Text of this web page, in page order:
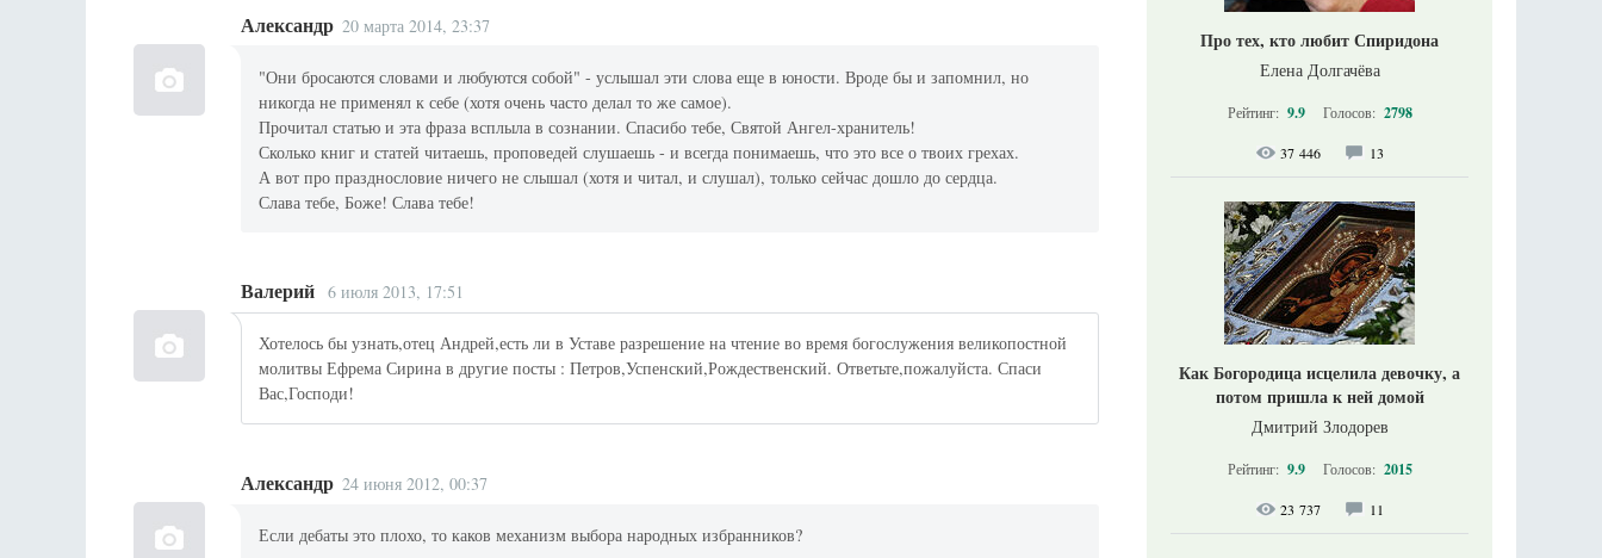
Александр 20 марта 2014, 23:37
"Они бросаются словами и любуются собой" - услышал эти слова еще в юности. Вроде бы и запомнил, но
никогда не применял к себе (хотя очень часто делал то же самое).
Прочитал статью и эта фраза всплыла в сознании. Спасибо тебе, Святой Ангел-хранитель!
Сколько книг и статей читаешь, проповедей слушаешь - и всегда понимаешь, что это все о твоих грехах.
А вот про празднословие ничего не слышал (хотя и читал, и слушал), только сейчас дошло до сердца.
Слава тебе, Боже! Слава тебе!
Валерий 6 июля 2013, 17:51
Хотелось бы узнать,отец Андрей,есть ли в Уставе разрешение на чтение во время богослужения великопостной
молитвы Ефрема Сирина в другие посты : Петров,Успенский,Рождественский. Ответьте,пожалуйста. Спаси
Вас,Господи!
Александр 24 июня 2012, 00:37
Если дебаты это плохо, то каков механизм выбора народных избранников?
Про тех, кто любит Спиридона
Елена Долгачёва
Рейтинг: 9.9 Голосов: 2798
37 446 13
Как Богородица исцелила девочку, а
потом пришла к ней домой
Дмитрий Злодорев
Рейтинг: 9.9 Голосов: 2015
23 737 11